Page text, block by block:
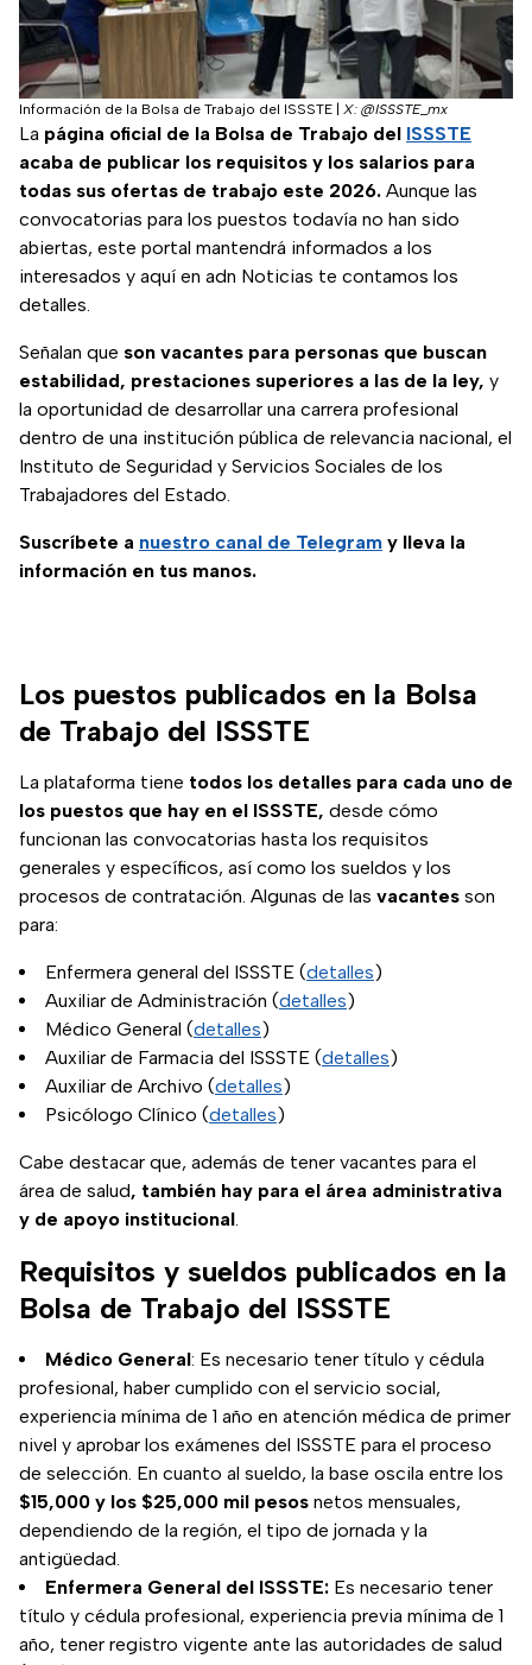
Información de la Bolsa de Trabajo del ISSSTE X: @ISSSTE_mx
La página oficial de la Bolsa de Trabajo del ISSSTE
acaba de publicar los requisitos y los salarios para
todas sus ofertas de trabajo este 2026. Aunque las
convocatorias para los puestos todavía no han sido
abiertas, este portal mantendrá informados a los
interesados y aquí en adn Noticias te contamos los
detalles.
Señalan que son vacantes para personas que buscan
estabilidad, prestaciones superiores a las de la ley, y
la oportunidad de desarrollar una carrera profesional
dentro de una institución pública de relevancia nacional, el
Instituto de Seguridad y Servicios Sociales de los
Trabajadores del Estado.
Suscríbete a nuestro canal de Telegram y lleva la
información en tus manos.
Los puestos publicados en la Bolsa
de Trabajo del ISSSTE
La plataforma tiene todos los detalles para cada uno de
los puestos que hay en el ISSSTE, desde cómo
funcionan las convocatorias hasta los requisitos
generales y específicos, así como los sueldos y los
procesos de contratación. Algunas de las vacantes son
para:
Enfermera general del ISSSTE (detalles)
Auxiliar de Administración (detalles)
Médico General (detalles)
Auxiliar de Farmacia del ISSSTE (detalles)
Auxiliar de Archivo (detalles)
Psicólogo Clínico (detalles)
Cabe destacar que, además de tener vacantes para el
área de salud, también hay para el área administrativa
y de apoyo institucional.
Requisitos y sueldos publicados en la
Bolsa de Trabajo del ISSSTE
Médico General: Es necesario tener título y cédula
profesional, haber cumplido con el servicio social,
experiencia mínima de 1 año en atención médica de primer
nivel y aprobar los exámenes del ISSSTE para el proceso
de selección. En cuanto al sueldo, la base oscila entre los
$15,000 y los $25,000 mil pesos netos mensuales,
dependiendo de la región, el tipo de jornada y la
antigüedad.
Enfermera General del ISSSTE: Es necesario tener
título y cédula profesional, experiencia previa mínima de 1
año, tener registro vigente ante las autoridades de salud